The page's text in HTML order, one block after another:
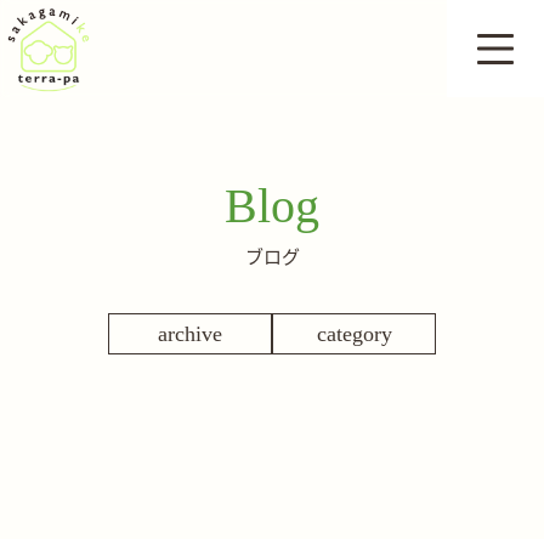
Blog
ブログ
archive category